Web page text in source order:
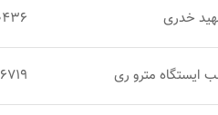
خدری
ایستگاه مترو ری